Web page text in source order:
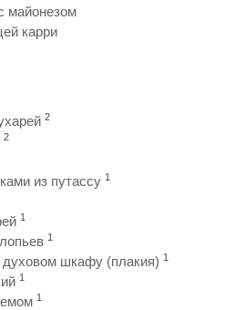
майонезом
карри
2
2
из путассу 1
1
1
духовом шкафу (плакия) 1
1
1